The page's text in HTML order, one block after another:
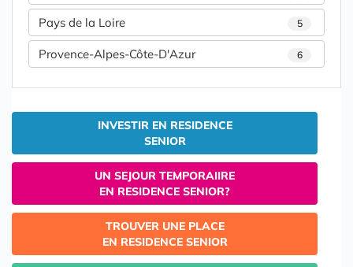
Pays de la Loire 5
Provence-Alpes-Côte-D'Azur 6
INVESTIR EN RESIDENCE
SENIOR
UN SEJOUR TEMPORAIIRE
EN RESIDENCE SENIOR?
TROUVER UNE PLACE
EN RESIDENCE SENIOR